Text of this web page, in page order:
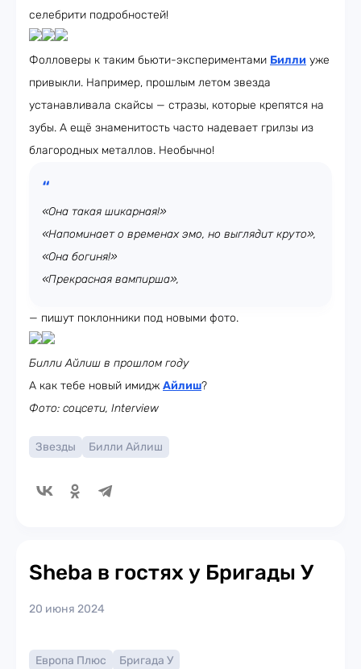
селебрити подробностей!
Фолловеры к таким бьюти-экспериментами Билли уже
привыкли. Например, прошлым летом звезда
устанавливала скайсы — стразы, которые крепятся на
зубы. А ещё знаменитость часто надевает грилзы из
благородных металлов. Необычно!
«Она такая шикарная!»
«Напоминает о временах эмо, но выглядит круто»,
«Она богиня!»
«Прекрасная вампирша»,
— пишут поклонники под новыми фото.
Билли Айлиш в прошлом году
А как тебе новый имидж Айлиш?
Фото: соцсети, Interview
Звезды Билли Айлиш
Sheba в гостях у Бригады У
20 июня 2024
Европа Плюс
Бригада У